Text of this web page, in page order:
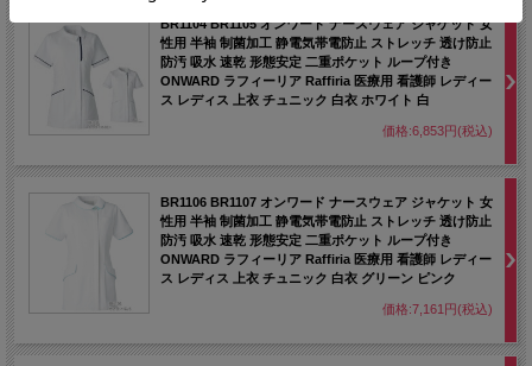
BR1104 BR1105 オンワード ナースウェア ジャケット 女
性用 半袖 制菌加工 静電気帯電防止 ストレッチ 透け防止
防汚 吸水 速乾 形態安定 二重ポケット ループ付き
ONWARD ラフィーリア Raffiria 医療用 看護師 レディー
ス レディス 上衣 チュニック 白衣 ホワイト 白
価格:6,853円(税込)
BR1106 BR1107 オンワード ナースウェア ジャケット 女
性用 半袖 制菌加工 静電気帯電防止 ストレッチ 透け防止
防汚 吸水 速乾 形態安定 二重ポケット ループ付き
ONWARD ラフィーリア Raffiria 医療用 看護師 レディー
ス レディス 上衣 チュニック 白衣 グリーン ピンク
価格:7,161円(税込)